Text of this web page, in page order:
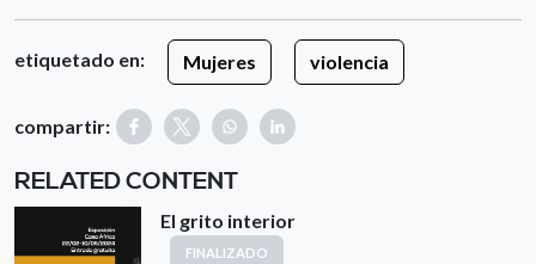
etiquetado en: Mujeres violencia
compartir:
RELATED CONTENT
El grito interior
FINALIZADO